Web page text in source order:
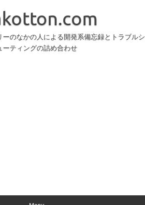
のなかの人による開発系備忘録とトラブルシ
ーティングの詰め合わせ